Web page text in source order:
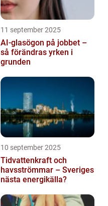
11 september 2025
AI-glasögon på jobbet –
så förändras yrken i
grunden
10 september 2025
Tidvattenkraft och
havsströmmar – Sveriges
nästa energikälla?